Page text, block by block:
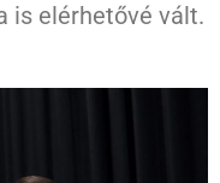
is elérhetővé vált.